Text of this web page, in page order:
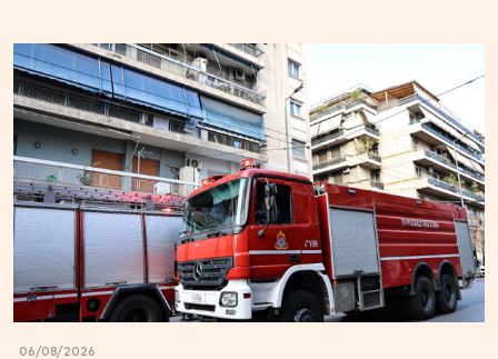
06/08/2026